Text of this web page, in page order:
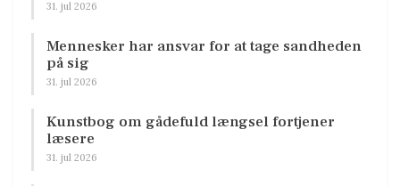
31. jul 2026
Mennesker har ansvar for at tage sandheden
på sig
31. jul 2026
Kunstbog om gådefuld længsel fortjener
læsere
31. jul 2026